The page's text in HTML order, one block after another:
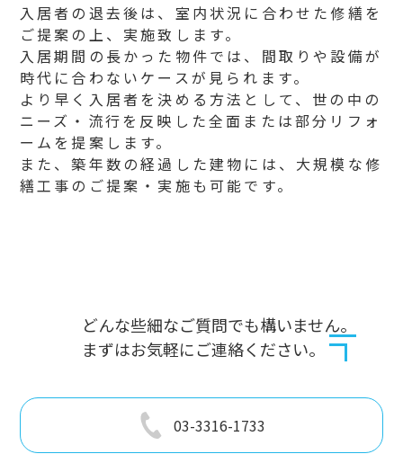
入居者の退去後は、室内状況に合わせた修繕を
ご提案の上、実施致します。
入居期間の長かった物件では、間取りや設備が
時代に合わないケースが見られます。
より早く入居者を決める方法として、世の中の
ニーズ・流行を反映した全面または部分リフォ
ームを提案します。
また、築年数の経過した建物には、大規模な修
繕工事のご提案・実施も可能です。
どんな些細なご質問でも構いません。
まずはお気軽にご連絡ください。
03-3316-1733